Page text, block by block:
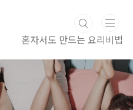
혼자서도 만드는 요리비법